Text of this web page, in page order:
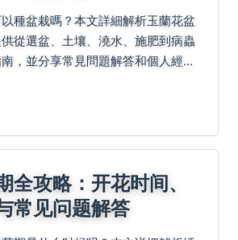
種盆栽嗎？本文詳細解析玉蘭花盆
從選盆、土壤、澆水、施肥到病蟲
，並分享常見問題解答和個人經
全攻略：开花时间、
常见问题解答